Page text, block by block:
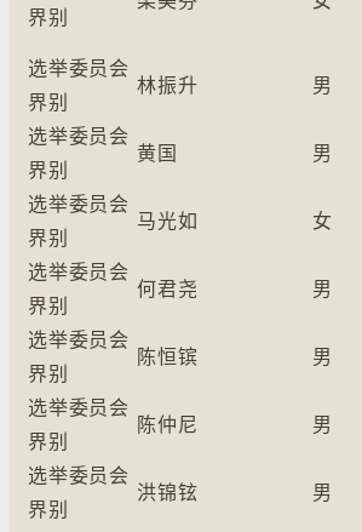
界别
选举委员会
界别
林振升 男
选举委员会
界别
黄国 男
选举委员会
界别
马光如 女
选举委员会
界别
何君尧 男
选举委员会
界别
陈恒镔 男
选举委员会
界别
陈仲尼 男
选举委员会
界别
洪锦铉 男